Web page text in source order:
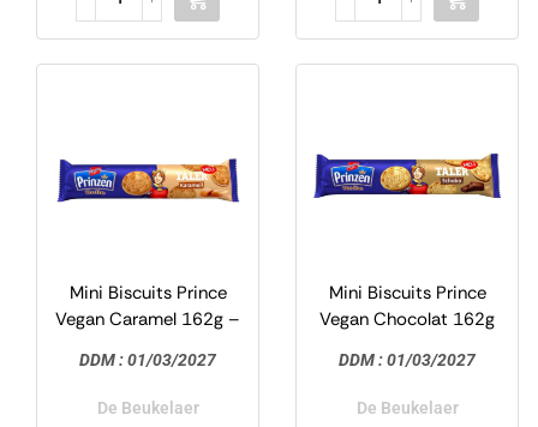
Mini Biscuits Prince
Vegan Caramel 162g –
DDM :01/03/2027
De Beukelaer
Mini Biscuits Prince
Vegan Chocolat 162g
DDM : 01/03/2027
De Beukelaer